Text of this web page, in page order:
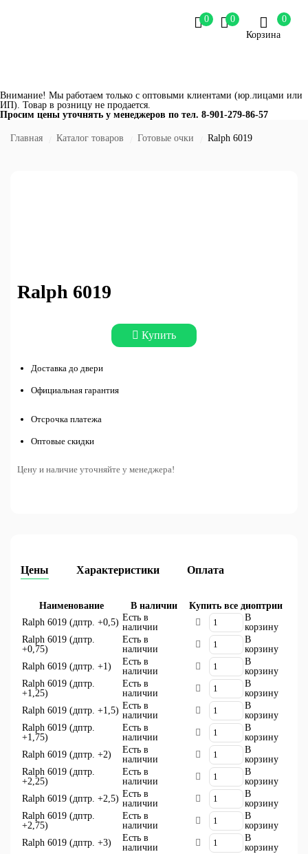
0 0
0
Корзина
Внимание! Мы работаем только с оптовыми клиентами (юр.лицами или
ИП). Товар в розницу не продается.
Просим цены уточнять у менеджеров по тел. 8-901-279-86-57
Главная Каталог товаров Готовые очки Ralph 6019
Ralph 6019
Купить
Доставка до двери
Официальная гарантия
Отсрочка платежа
Оптовые скидки
Цену и наличие уточняйте у менеджера!
Цены Характеристики Оплата
Наименование В наличии
Купить все диоптрии
Ralph 6019 (дптр. +0,5) Есть в
наличии
В
корзину
Ralph 6019 (дптр.
+0,75)
Есть в
наличии
В
корзину
Ralph 6019 (дптр. +1)
Есть в
наличии
В
корзину
Ralph 6019 (дптр.
+1,25)
Есть в
наличии
В
корзину
Ralph 6019 (дптр. +1,5) Есть в
наличии
В
корзину
Ralph 6019 (дптр.
+1,75)
Есть в
наличии
В
корзину
Ralph 6019 (дптр. +2)
Есть в
наличии
В
корзину
Ralph 6019 (дптр.
+2,25)
Есть в
наличии
В
корзину
Ralph 6019 (дптр. +2,5) Есть в
наличии
В
корзину
Ralph 6019 (дптр.
+2,75)
Есть в
наличии
В
корзину
Ralph 6019 (дптр. +3)
Есть в
наличии
В
корзину